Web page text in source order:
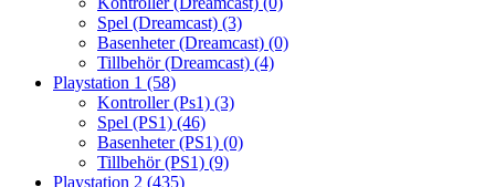
Spel (Dreamcast) (3)
Basenheter (Dreamcast) (0)
Tillbehör (Dreamcast) (4)
Playstation 1 (58)
Kontroller (Ps1) (3)
Spel (PS1) (46)
Basenheter (PS1) (0)
Tillbehör (PS1) (9)
Playstation 2 (435)